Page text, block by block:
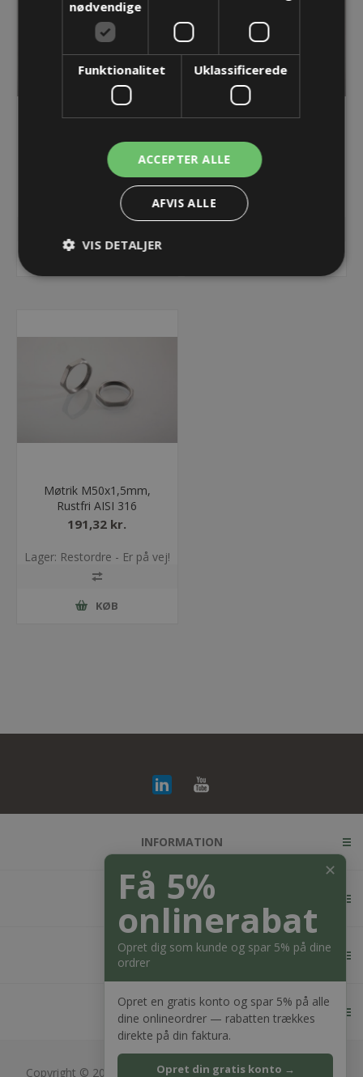
Møtrik M32x1,5mm,
Rustfri AISI 316
105,09 kr.
Lager: 2 på lager
Møtrik M40x1,5mm,
Rustfri AISI 316
129,48 kr.
Lager: Restordre - Er på vej!
Møtrik M50x1,5mm,
Rustfri AISI 316
191,32 kr.
Lager: Restordre - Er på vej!
KØB
INFORMATION
KUNDESERVICE
MIN KONTO
KONTAKT OS
Copyright © 2026 Bagger Nielsen webshop. Alle rettigheder
✕
Få 5%
onlinerabat
Opret dig som kunde og spar 5% på dine
ordrer
Opret en gratis konto og spar 5% på alle
dine onlineordrer — rabatten trækkes
direkte på din faktura.
Opret din gratis konto →
nødvendige
Funktionalitet Uklassificerede
ACCEPTER ALLE
AFVIS ALLE
VIS DETALJER